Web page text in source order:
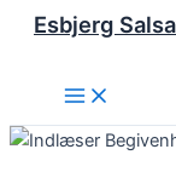
Esbjerg
Main
Menu